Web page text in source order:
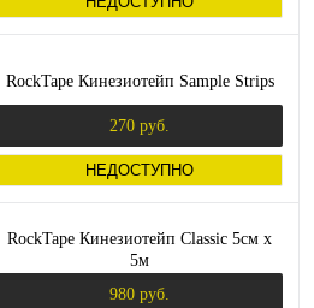
RockTape Кинезиотейп Sample Strips
270 руб.
НЕДОСТУПНО
RockTape Кинезиотейп Classic 5см х
5м
980 руб.